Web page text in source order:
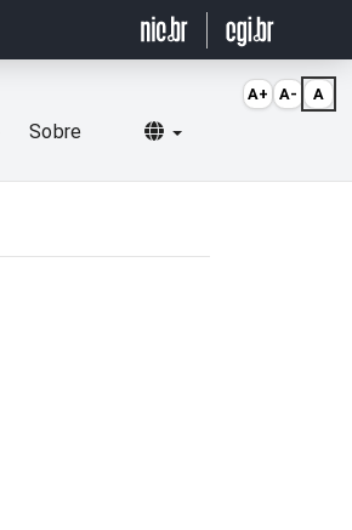
Sobre Selecionar idioma
A+ A- A